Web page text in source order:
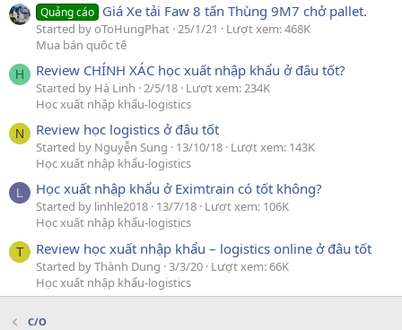
Quảng cáo Giá Xe tải Faw 8 tấn Thùng 9M7 chở pallet.
Started by oToHungPhat 25/1/21
Lượt xem: 468K
Mua bán quốc tế
H Review CHÍNH XÁC học xuất nhập khẩu ở đâu tốt?
Started by Hà Linh 2/5/18 Lượt xem: 234K
Học xuất nhập khẩu-logistics
N Review học logistics ở đâu tốt
Started by Nguyễn Sung 13/10/18 Lượt xem: 143K
Học xuất nhập khẩu-logistics
L Học xuất nhập khẩu ở Eximtrain có tốt không?
Started by linhle2018 13/7/18 Lượt xem: 106K
Học xuất nhập khẩu-logistics
T Review học xuất nhập khẩu – logistics online ở đâu tốt
Started by Thành Dung 3/3/20 Lượt xem: 66K
Học xuất nhập khẩu-logistics
C/O